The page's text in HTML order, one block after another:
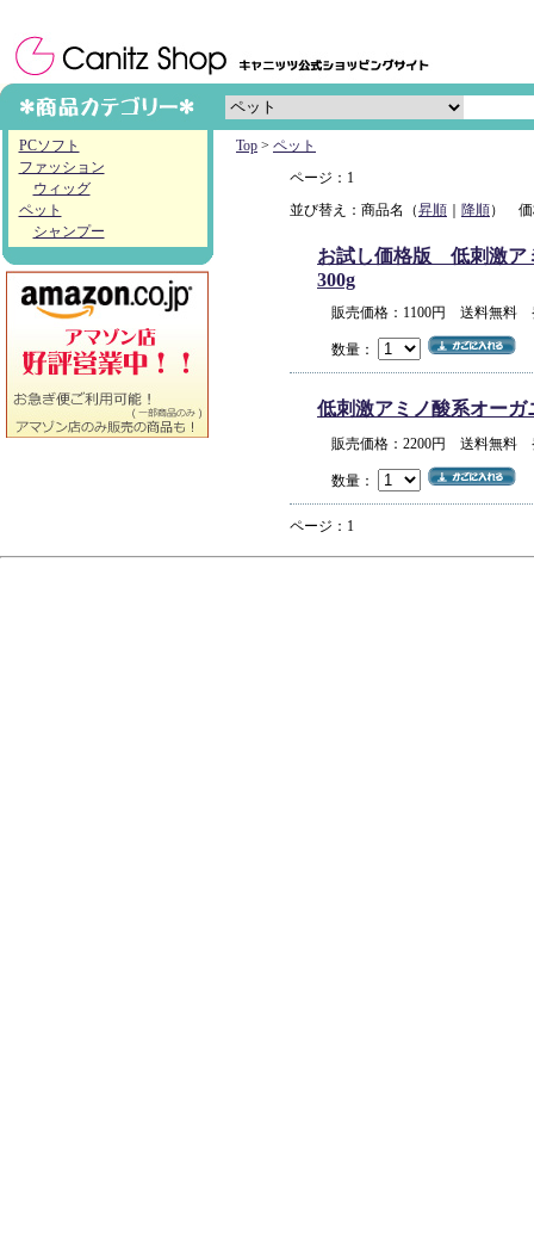
PCソフト
ファッション
ウィッグ
ペット
シャンプー
Top > ペット
ページ：1
並び替え：商品名（昇順 降順） 価
お試し価格版 低刺激ア
300g
販売価格：1100円 送料無料
数量：
低刺激アミノ酸系オーガ
販売価格：2200円 送料無料
数量：
ページ：1